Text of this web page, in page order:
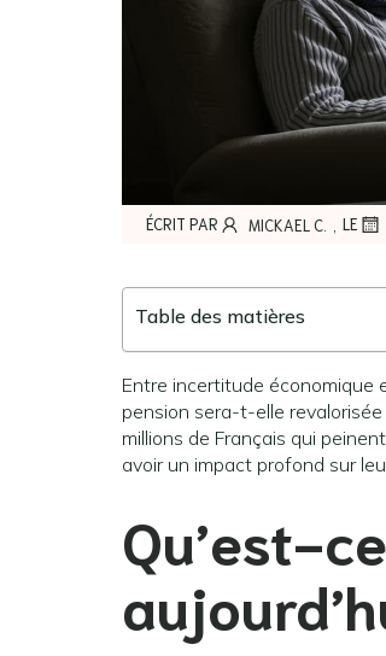
ÉCRIT PAR MICKAEL C. , LE
Table des matières
Entre incertitude économique
pension sera-t-elle
millions de Français qui
avoir un impact profond sur
Qu’est-